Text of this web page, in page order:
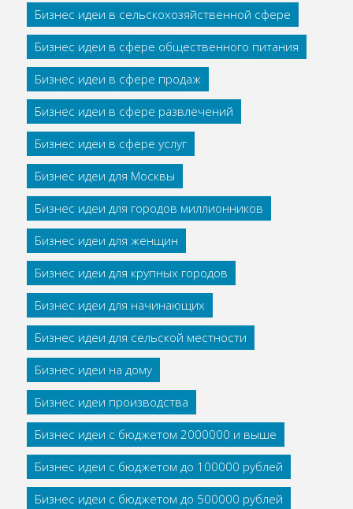
Бизнес идеи в сельскохозяйственной сфере
Бизнес идеи в сфере общественного питания
Бизнес идеи в сфере продаж
Бизнес идеи в сфере развлечений
Бизнес идеи в сфере услуг
Бизнес идеи для Москвы
Бизнес идеи для городов миллионников
Бизнес идеи для женщин
Бизнес идеи для крупных городов
Бизнес идеи для начинающих
Бизнес идеи для сельской местности
Бизнес идеи на дому
Бизнес идеи производства
Бизнес идеи с бюджетом 2000000 и выше
Бизнес идеи с бюджетом до 100000 рублей
Бизнес идеи с бюджетом до 500000 рублей